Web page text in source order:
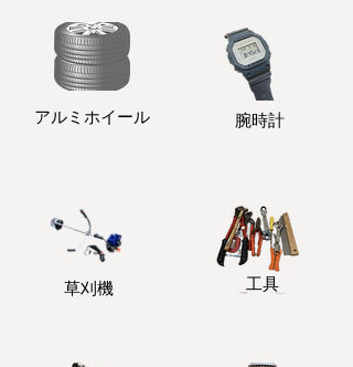
アルミホイール ​腕時計
​草刈機 ​工具